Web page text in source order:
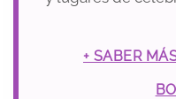
+ SABER